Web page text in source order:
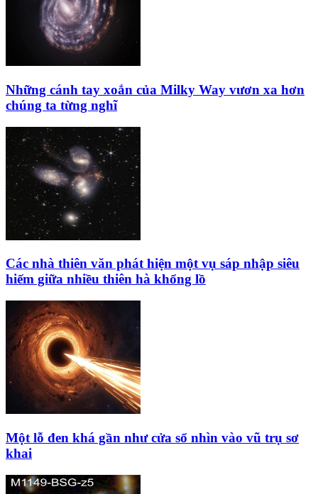
Những cánh tay xoắn của Milky Way vươn xa hơn
chúng ta từng nghĩ
Các nhà thiên văn phát hiện một vụ sáp nhập siêu
hiếm giữa nhiều thiên hà khổng lồ
Một lỗ đen khá gần như cửa sổ nhìn vào vũ trụ sơ
khai